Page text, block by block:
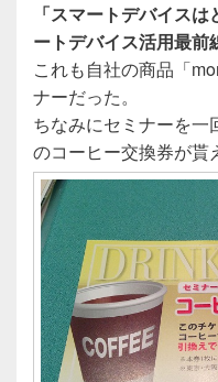
「スマートデバイス
ートデバイス活用最前
これも自社の商品「
ナーだった。
ちなみにセミナーを
のコーヒー交換券が貰